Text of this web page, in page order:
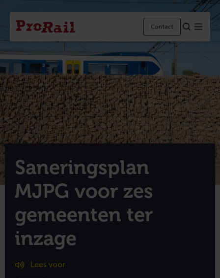
Navigatie
Homepage
ProRail
Contact Menu
Saneringsplan
MJPG voor zes
gemeenten ter
inzage
Lees voor